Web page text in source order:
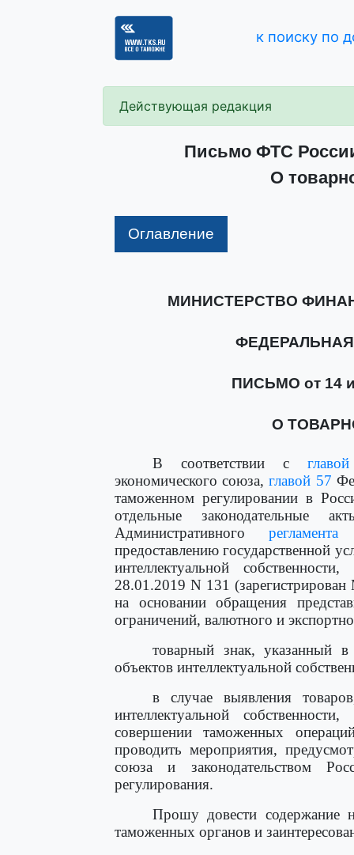
к поиску по
Действующая редакция
Письмо ФТС России
О
Оглавление
МИНИСТЕРСТВО
ПИСЬМО от 14
О
В соответствии с
экономического союза,главой 57
таможенном регулировании в
отдельные законодательные
Административного регламента
предоставлению государственной
интеллектуальной
28.01.2019 N 131
на основании обращения
ограничений, валютного и
товарный знак, указанный
объектов интеллектуальной
в случае выявления
интеллектуальной
совершении таможенных
проводить мероприятия,
союза и законодательством
регулирования.
Прошу довести содержание
таможенных органов и